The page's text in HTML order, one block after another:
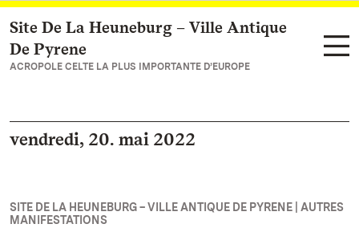
Vers la page d’accueil
Site De La Heuneburg – Ville Antique
De Pyrene
ACROPOLE CELTE LA PLUS IMPORTANTE D’EUROPE
vendredi, 20. mai 2022
SITE DE LA HEUNEBURG – VILLE ANTIQUE DE PYRENE | AUTRES
MANIFESTATIONS